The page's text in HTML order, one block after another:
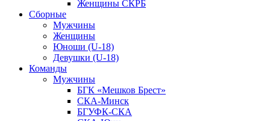
Женщины СКРБ
Сборные
Мужчины
Женщины
Юноши (U-18)
Девушки (U-18)
Команды
Мужчины
БГК «Мешков Брест»
СКА-Минск
БГУФК-СКА